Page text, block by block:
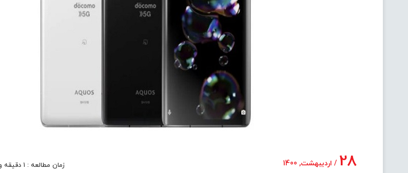
28 / اردیبهشت, 1400 زمان مطالعه : 1 دقیقه و 40 ثانیه